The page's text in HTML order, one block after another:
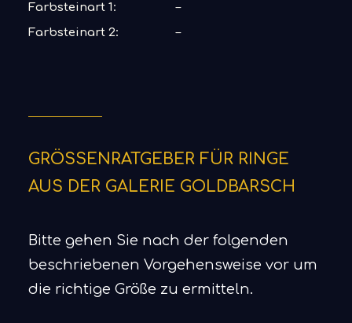
Farbsteinart 1:
–
Farbsteinart 2:
–
GRÖSSENRATGEBER FÜR RINGE
AUS DER GALERIE GOLDBARSCH
Bitte gehen Sie nach der folgenden
beschriebenen Vorgehensweise vor um
die richtige Größe zu ermitteln.